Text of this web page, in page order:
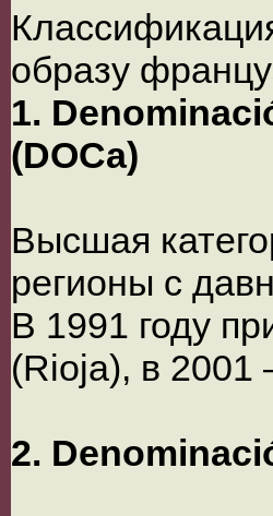
образу
1.
(DOCa)
Высшая
регионы с
В 1991 году
(Rioja), в 2001
2.